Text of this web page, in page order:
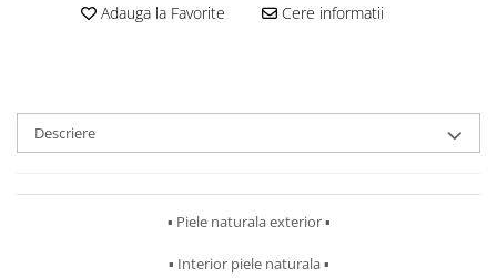
Adauga la Favorite Cere informatii
Descriere
▪︎ Piele naturala exterior ▪︎
▪︎ Interior piele naturala ▪︎